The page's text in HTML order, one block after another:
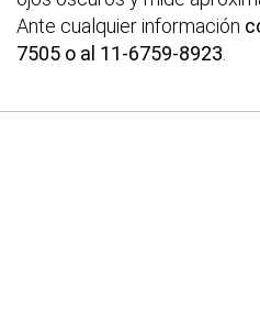
Ante cualquier información
7505 o al 11-6759-8923.